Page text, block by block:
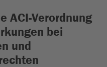
ACI-Verordnung
bei
und